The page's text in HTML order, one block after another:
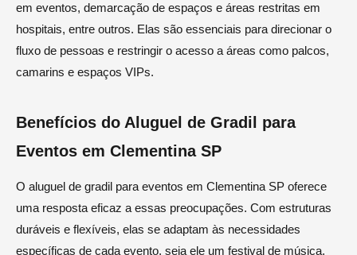
em eventos, demarcação de espaços e áreas restritas em
hospitais, entre outros. Elas são essenciais para direcionar o
fluxo de pessoas e restringir o acesso a áreas como palcos,
camarins e espaços VIPs.
Benefícios do Aluguel de Gradil para
Eventos em Clementina SP
O aluguel de gradil para eventos em Clementina SP oferece
uma resposta eficaz a essas preocupações. Com estruturas
duráveis e flexíveis, elas se adaptam às necessidades
específicas de cada evento, seja ele um festival de música,